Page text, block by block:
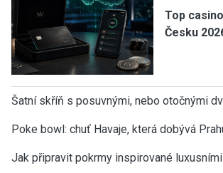
Top
Česku
Šatní skříň s posuvnými, nebo otočnými
Poke bowl: chuť Havaje, která dobývá
Jak připravit pokrmy inspirované